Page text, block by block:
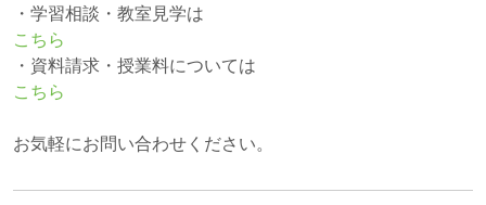
・学習相談・教室見学は
こちら
・資料請求・授業料については
こちら
お気軽にお問い合わせください。